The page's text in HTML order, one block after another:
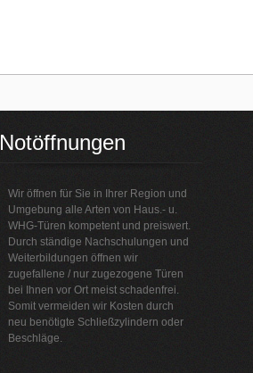
Notöffnungen
Wir öffnen für Sie in Ihrer Region und
Umgebung alle Arten von Haus.- u.
WHG-Türen kompetent und preiswert.
Durch ständige Nachschulungen und
Weiterbildungen öffnen wir
zugefallene / nur zugezogene Türen
bei Ihnen vor Ort meist schadenfrei.
Somit vermeiden wir Kosten durch
neu benötigte Schließzylindern oder
Beschläge.